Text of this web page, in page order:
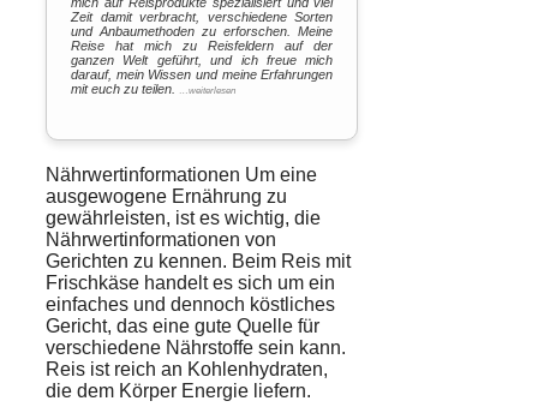
Zeit damit verbracht, verschiedene Sorten
und Anbaumethoden zu erforschen. Meine
Reise hat mich zu Reisfeldern auf der
ganzen Welt geführt, und ich freue mich
darauf, mein Wissen und meine Erfahrungen
mit euch zu teilen.
…weiterlesen
Nährwertinformationen Um eine
ausgewogene Ernährung zu
gewährleisten, ist es wichtig, die
Nährwertinformationen von
Gerichten zu kennen. Beim Reis mit
Frischkäse handelt es sich um ein
einfaches und dennoch köstliches
Gericht, das eine gute Quelle für
verschiedene Nährstoffe sein kann.
Reis ist reich an Kohlenhydraten,
die dem Körper Energie liefern.